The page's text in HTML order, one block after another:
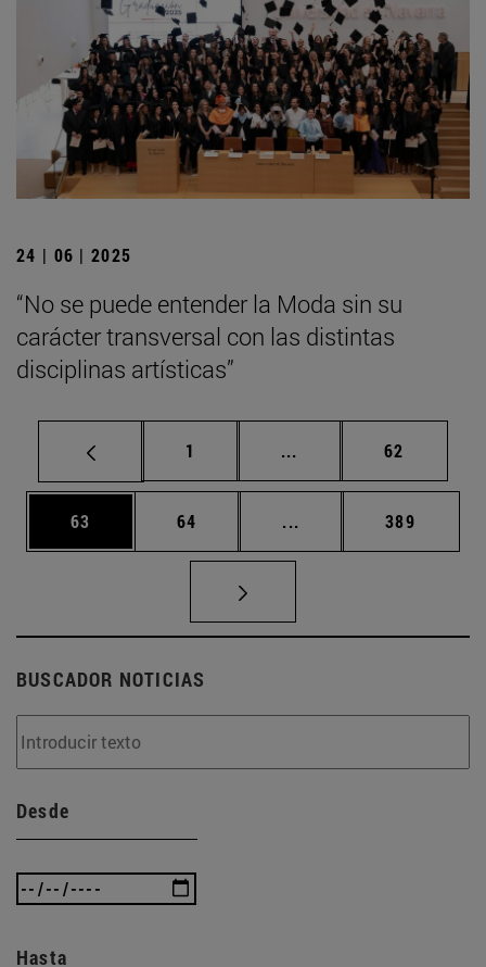
24 | 06 | 2025
“No se puede entender la Moda sin su
carácter transversal con las distintas
disciplinas artísticas”
Página
1 ... Páginas intermedias
Página
62
Página
63 Página
64 ... Páginas intermedias
Página
389
BUSCADOR NOTICIAS
Desde
Hasta